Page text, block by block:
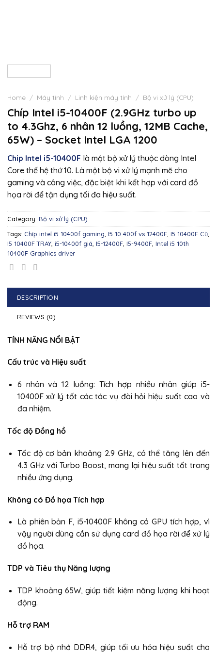
Home / Máy tính / Linh kiện máy tính / Bộ vi xử lý (CPU)
Chíp Intel i5-10400F (2.9GHz turbo up
to 4.3Ghz, 6 nhân 12 luồng, 12MB Cache,
65W) – Socket Intel LGA 1200
Chip Intel i5-10400F là một bộ xử lý thuộc dòng Intel
Core thế hệ thứ 10. Là một bộ vi xử lý mạnh mẽ cho
gaming và công việc, đặc biệt khi kết hợp với card đồ
họa rời để tận dụng tối đa hiệu suất.
Category: Bộ vi xử lý (CPU)
Tags: Chíp intel i5 10400f gaming I5 10 400f vs 12400F I5 10400F Cũ
I5 10400F TRAY i5-10400f giá I5-12400F I5-9400F Intel i5 10th
10400F Graphics driver
DESCRIPTION
REVIEWS (0)
TÍNH NĂNG NỔI BẬT
Cấu trúc và Hiệu suất
6 nhân và 12 luồng: Tích hợp nhiều nhân giúp i5-
10400F xử lý tốt các tác vụ đòi hỏi hiệu suất cao và
đa nhiệm.
Tốc độ Đồng hồ
Tốc độ cơ bản khoảng 2.9 GHz, có thể tăng lên đến
4.3 GHz với Turbo Boost, mang lại hiệu suất tốt trong
nhiều ứng dụng.
Không có Đồ họa Tích hợp
Là phiên bản F, i5-10400F không có GPU tích hợp, vì
vậy người dùng cần sử dụng card đồ họa rời để xử lý
đồ họa.
TDP và Tiêu thụ Năng lượng
TDP khoảng 65W, giúp tiết kiệm năng lượng khi hoạt
động.
Hỗ trợ RAM
Hỗ trợ bộ nhớ DDR4, giúp tối ưu hóa hiệu suất cho